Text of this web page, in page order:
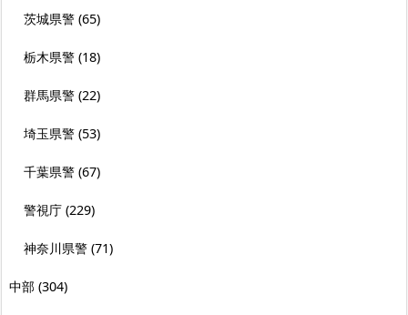
茨城県警 (65)
栃木県警 (18)
群馬県警 (22)
埼玉県警 (53)
千葉県警 (67)
警視庁 (229)
神奈川県警 (71)
中部 (304)